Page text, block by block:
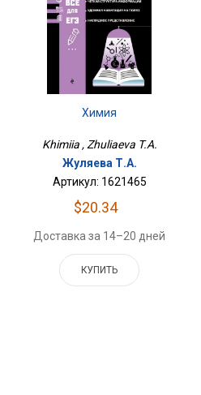
Химия
Khimiia , Zhuliaeva T.A.
Жуляева Т.А.
Артикул: 1621465
$20.34
Доставка за 14–20 дней
КУПИТЬ